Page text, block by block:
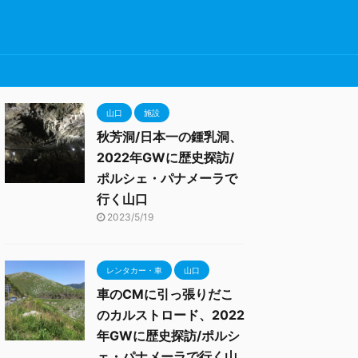
山口 施設
秋芳洞/日本一の鍾乳洞、
2022年GWに歴史探訪/
ポルシェ・パナメーラで
行く山口
2023/5/19
レンタカー・車 山口
車のCMに引っ張りだこ
のカルストロード、2022
年GWに歴史探訪/ポルシ